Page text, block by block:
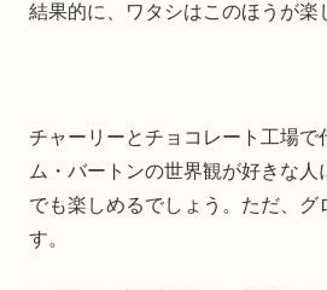
結果的に、ワタシはこのほうが楽
チャーリーとチョコレート工場で
ム・バートンの世界観が好きな人
でも楽しめるでしょう。ただ、グ
す。